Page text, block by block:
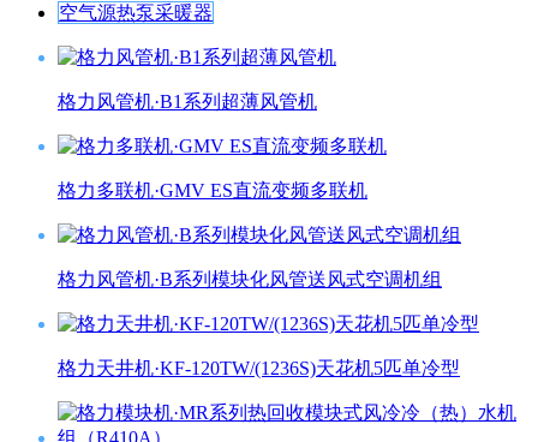
空气源热泵采暖器
格力风管机·B1系列超薄风管机
格力多联机·GMV ES直流变频多联机
格力风管机·B系列模块化风管送风式空调机组
格力天井机·KF-120TW/(1236S)天花机5匹单冷型